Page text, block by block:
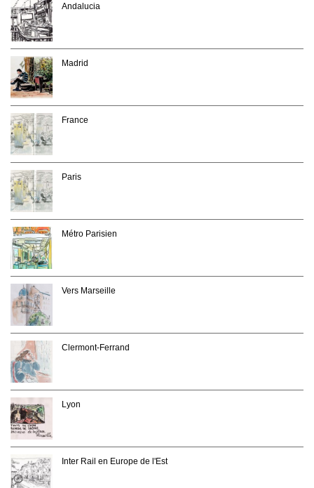
Andalucia
Madrid
France
Paris
Métro Parisien
Vers Marseille
Clermont-Ferrand
Lyon
Inter Rail en Europe de l'Est